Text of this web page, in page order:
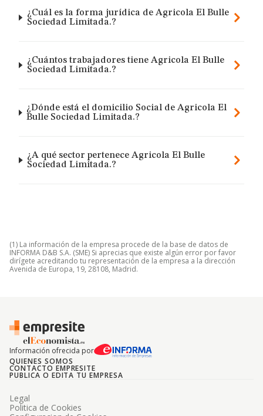
¿Cuál es la forma jurídica de Agricola El Bulle
Sociedad Limitada.?
¿Cuántos trabajadores tiene Agricola El Bulle
Sociedad Limitada.?
¿Dónde está el domicilio Social de Agricola El
Bulle Sociedad Limitada.?
¿A qué sector pertenece Agricola El Bulle
Sociedad Limitada.?
(1) La información de la empresa procede de la base de datos de
INFORMA D&B S.A. (SME) Si aprecias que existe algún error por favor
dirígete acreditando tu representación de la empresa a la dirección
Avenida de Europa, 19, 28108, Madrid.
Información ofrecida por
QUIENES SOMOS
CONTACTO EMPRESITE
PUBLICA O EDITA TU EMPRESA
Legal
Politica de Cookies